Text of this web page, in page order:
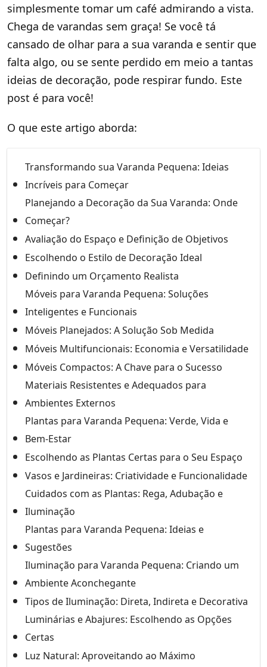
simplesmente tomar um café admirando a vista.
Chega de varandas sem graça! Se você tá
cansado de olhar para a sua varanda e sentir que
falta algo, ou se sente perdido em meio a tantas
ideias de decoração, pode respirar fundo. Este
post é para você!
O que este artigo aborda:
Transformando sua Varanda Pequena: Ideias
Incríveis para Começar
Planejando a Decoração da Sua Varanda: Onde
Começar?
Avaliação do Espaço e Definição de Objetivos
Escolhendo o Estilo de Decoração Ideal
Definindo um Orçamento Realista
Móveis para Varanda Pequena: Soluções
Inteligentes e Funcionais
Móveis Planejados: A Solução Sob Medida
Móveis Multifuncionais: Economia e Versatilidade
Móveis Compactos: A Chave para o Sucesso
Materiais Resistentes e Adequados para
Ambientes Externos
Plantas para Varanda Pequena: Verde, Vida e
Bem-Estar
Escolhendo as Plantas Certas para o Seu Espaço
Vasos e Jardineiras: Criatividade e Funcionalidade
Cuidados com as Plantas: Rega, Adubação e
Iluminação
Plantas para Varanda Pequena: Ideias e
Sugestões
Iluminação para Varanda Pequena: Criando um
Ambiente Aconchegante
Tipos de Iluminação: Direta, Indireta e Decorativa
Luminárias e Abajures: Escolhendo as Opções
Certas
Luz Natural: Aproveitando ao Máximo